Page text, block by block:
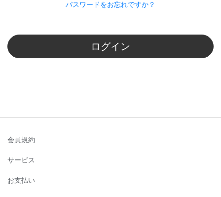
パスワードをお忘れですか？
ログイン
会員規約
サービス
お支払い